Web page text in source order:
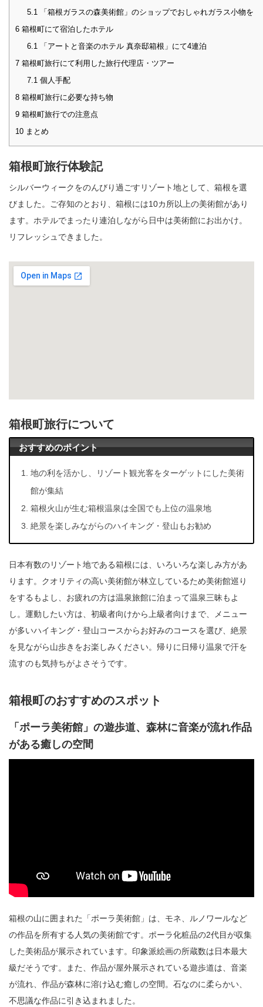
5.1
「箱根ガラスの森美術館」のショップでおしゃれガラス小物を
6 箱根町にて宿泊したホテル
6.1
「アートと音楽のホテル 真奈邸箱根」にて4連泊
7 箱根町旅行にて利用した旅行代理店・ツアー
7.1 個人手配
8 箱根町旅行に必要な持ち物
9 箱根町旅行での注意点
10 まとめ
箱根町旅行体験記
シルバーウィークをのんびり過ごすリゾート地として、箱根を選
びました。ご存知のとおり、箱根には10カ所以上の美術館があり
ます。ホテルでまったり連泊しながら日中は美術館にお出かけ。
リフレッシュできました。
箱根町旅行について
おすすめのポイント
地の利を活かし、リゾート観光客をターゲットにした美術
館が集結
箱根火山が生む箱根温泉は全国でも上位の温泉地
絶景を楽しみながらのハイキング・登山もお勧め
日本有数のリゾート地である箱根には、いろいろな楽しみ方があ
ります。クオリティの高い美術館が林立しているため美術館巡り
をするもよし、お疲れの方は温泉旅館に泊まって温泉三昧もよ
し。運動したい方は、初級者向けから上級者向けまで、メニュー
が多いハイキング・登山コースからお好みのコースを選び、絶景
を見ながら山歩きをお楽しみください。帰りに日帰り温泉で汗を
流すのも気持ちがよさそうです。
箱根町のおすすめのスポット
「ポーラ美術館」の遊歩道、森林に音楽が流れ作品
がある癒しの空間
箱根の山に囲まれた「ポーラ美術館」は、モネ、ルノワールなど
の作品を所有する人気の美術館です。ポーラ化粧品の2代目が収集
した美術品が展示されています。印象派絵画の所蔵数は日本最大
級だそうです。また、作品が屋外展示されている遊歩道は、音楽
が流れ、作品が森林に溶け込む癒しの空間。石なのに柔らかい、
不思議な作品に引き込まれました。